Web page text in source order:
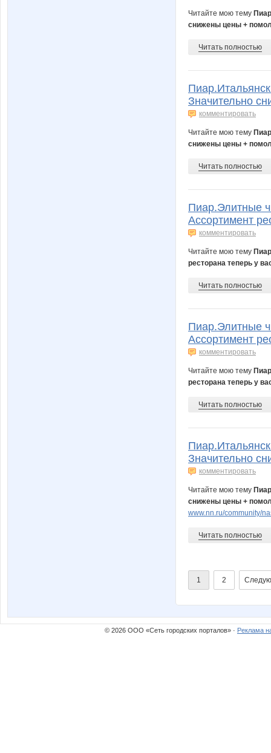
Читайте мою тему
снижены цены +
Читать полностью
Значительно
комментировать
Читайте мою тему
снижены цены +
Читать полностью
Пиар.Элитные
Ассортимент
комментировать
Читайте мою тему
ресторана теперь у
Читать полностью
Пиар.Элитные
Ассортимент
комментировать
Читайте мою тему
ресторана теперь у
Читать полностью
Значительно
комментировать
Читайте мою тему
снижены цены +
www.nn.ru/community/
Читать полностью
1 2
© 2026 ООО «Сеть городских порталов» · Реклама